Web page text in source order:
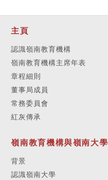
主頁
認識嶺南教育機構
嶺南教育機構主席年表
章程細則
董事局成員
常務委員會
紅灰傳承
嶺南教育機構與嶺南大學
背景
認識嶺南大學